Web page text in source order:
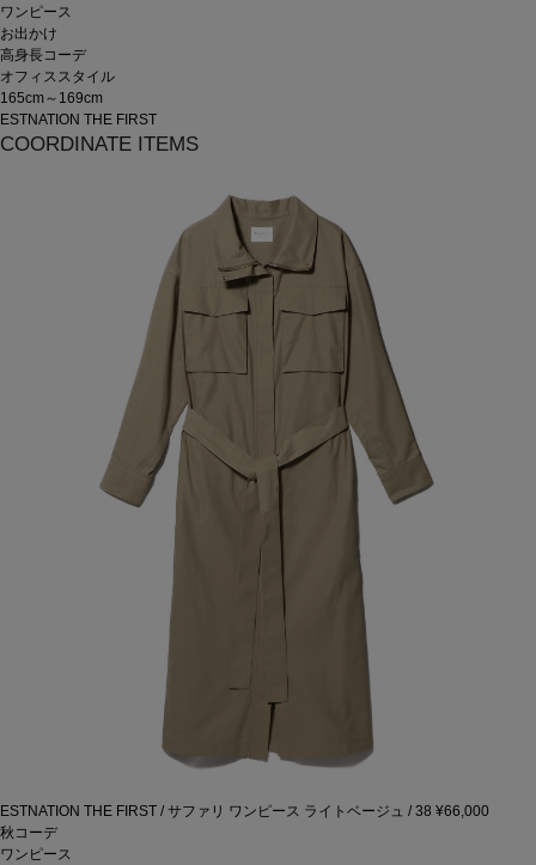
ワンピース
お出かけ
高身長コーデ
オフィススタイル
165cm～169cm
ESTNATION THE FIRST
COORDINATE ITEMS
ESTNATION THE FIRST / サファリ ワンピース ライトベージュ / 38 ¥66,000
秋コーデ
ワンピース